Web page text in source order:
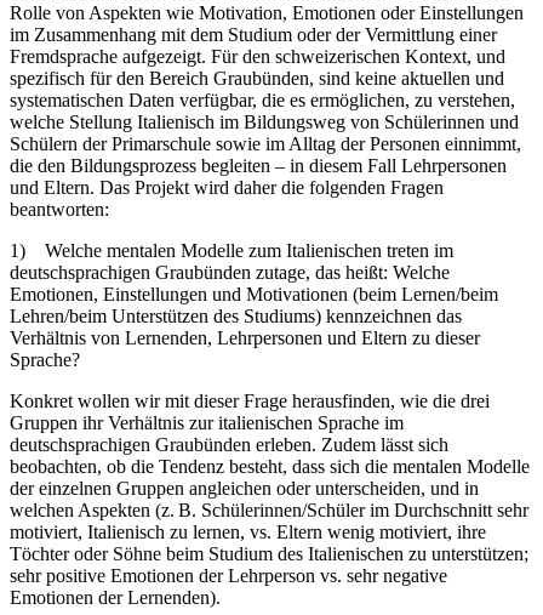
Rolle von Aspekten wie Motivation, Emotionen oder Einstellungen
im Zusammenhang mit dem Studium oder der Vermittlung einer
Fremdsprache aufgezeigt. Für den schweizerischen Kontext, und
spezifisch für den Bereich Graubünden, sind keine aktuellen und
systematischen Daten verfügbar, die es ermöglichen, zu verstehen,
welche Stellung Italienisch im Bildungsweg von Schülerinnen und
Schülern der Primarschule sowie im Alltag der Personen einnimmt,
die den Bildungsprozess begleiten – in diesem Fall Lehrpersonen
und Eltern. Das Projekt wird daher die folgenden Fragen
beantworten:
1) Welche mentalen Modelle zum Italienischen treten im
deutschsprachigen Graubünden zutage, das heißt: Welche
Emotionen, Einstellungen und Motivationen (beim Lernen/beim
Lehren/beim Unterstützen des Studiums) kennzeichnen das
Verhältnis von Lernenden, Lehrpersonen und Eltern zu dieser
Sprache?
Konkret wollen wir mit dieser Frage herausfinden, wie die drei
Gruppen ihr Verhältnis zur italienischen Sprache im
deutschsprachigen Graubünden erleben. Zudem lässt sich
beobachten, ob die Tendenz besteht, dass sich die mentalen Modelle
der einzelnen Gruppen angleichen oder unterscheiden, und in
welchen Aspekten (z. B. Schülerinnen/Schüler im Durchschnitt sehr
motiviert, Italienisch zu lernen, vs. Eltern wenig motiviert, ihre
Töchter oder Söhne beim Studium des Italienischen zu unterstützen;
sehr positive Emotionen der Lehrperson vs. sehr negative
Emotionen der Lernenden).